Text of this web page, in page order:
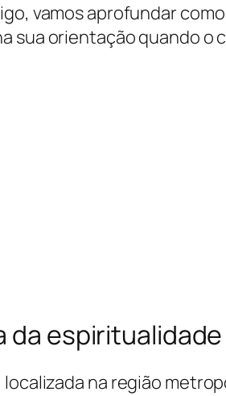
vamos aprofundar
sua orientação quando o
da
localizada na região